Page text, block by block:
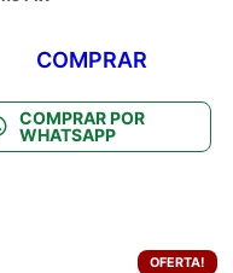
COMPRAR
COMPRAR POR
WHATSAPP
OFERTA!